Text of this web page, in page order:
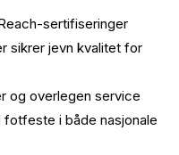
sertifiseringer
sikrer jevn kvalitet for
og overlegen service
i både nasjonale